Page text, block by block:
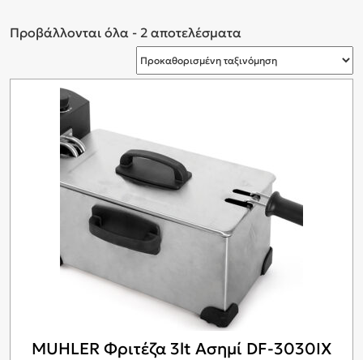
Προβάλλονται όλα - 2 αποτελέσματα
MUHLER Φριτέζα 3lt Ασημί DF-3030IX